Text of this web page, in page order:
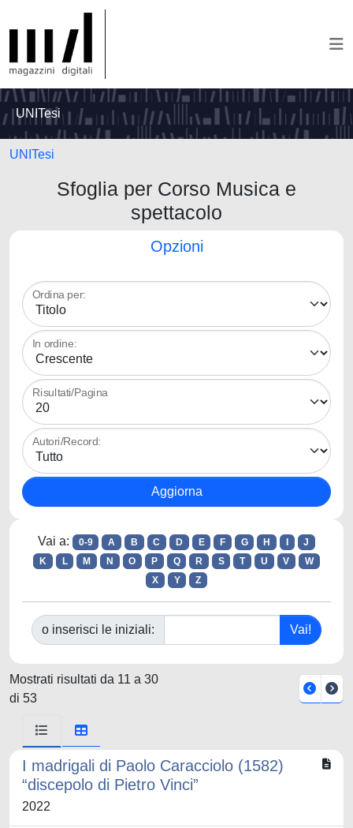
UNITesi
UNITesi
Sfoglia per Corso Musica e
spettacolo
Opzioni
Ordina per:
In ordine:
Risultati/Pagina
Autori/Record:
Vai a: 0-9 A B C D E F G H
J
K
L M N O P Q R S T U V
W
X
Y Z
o inserisci le iniziali:
Mostrati risultati da 11 a 30
di 53
I madrigali di Paolo Caracciolo (1582)
“discepolo di Pietro Vinci”
2022